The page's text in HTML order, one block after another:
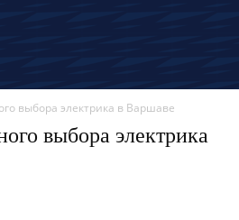
выбора электрика в Варшаве
выбора электрика